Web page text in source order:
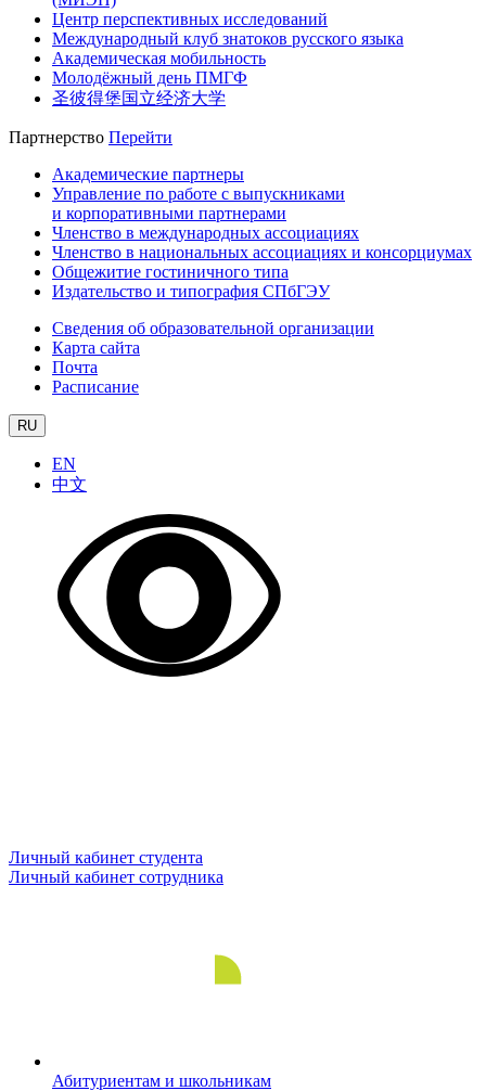
Центр перспективных исследований
Международный клуб знатоков русского языка
Академическая мобильность
Молодёжный день ПМГФ
圣彼得堡国立经济大学
Партнерство Перейти
Академические партнеры
Управление по работе с выпускниками
и корпоративными партнерами
Членство в международных ассоциациях
Членство в национальных ассоциациях и консорциумах
Общежитие гостиничного типа
Издательство и типография СПбГЭУ
Сведения об образовательной организации
Карта сайта
Почта
Расписание
RU
EN
中文
Личный кабинет студента
Личный кабинет сотрудника
Абитуриентам и школьникам